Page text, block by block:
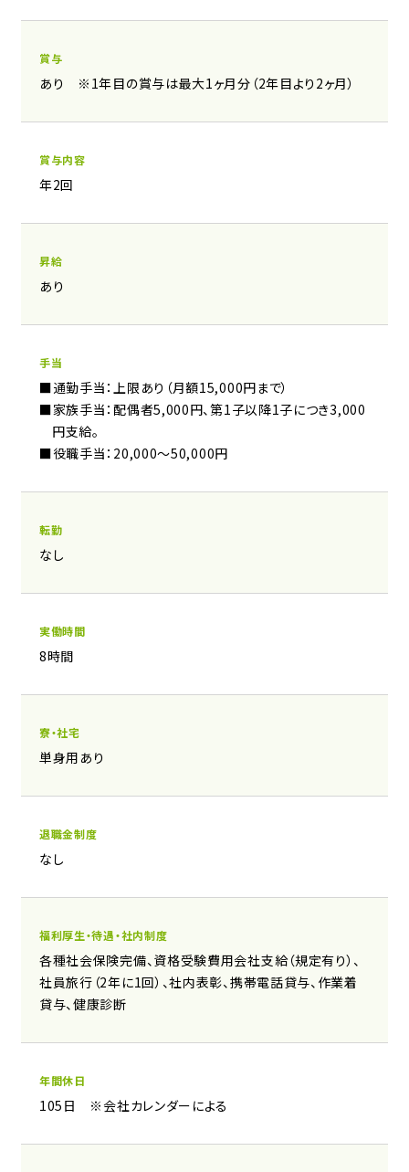
賞与
あり ※1年目の賞与は最大1ヶ月分（2年目より2ヶ月）
賞与内容
年2回
昇給
あり
手当
■通勤手当：上限あり（月額15,000円まで）
■家族手当：配偶者5,000円、第1子以降1子につき3,000
円支給。
■役職手当：20,000～50,000円
転勤
​なし
実働時間
8時間
寮・社宅
単身用あり
退職金制度
なし
福利厚生・待遇・社内制度
各種社会保険完備、資格受験費用会社支給（規定有り）、
社員旅行（2年に1回）、社内表彰、携帯電話貸与、作業着
貸与、健康診断
年間休日
105日 ※会社カレンダーによる